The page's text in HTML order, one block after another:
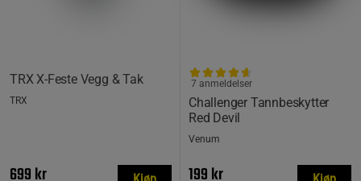
TRX X-Feste Vegg & Tak
TRX
699 kr
Challenger Tannbeskytter
Red Devil
7 anmeldelser
Venum
199 kr